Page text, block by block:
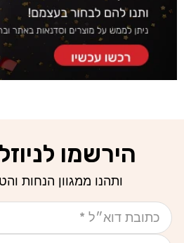
הירשמו
ותהנו ממגוון הנחות
אימייל
טלפון נייד